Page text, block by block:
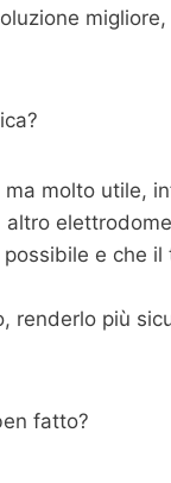
molto utile,
e che il
renderlo più
fatto?